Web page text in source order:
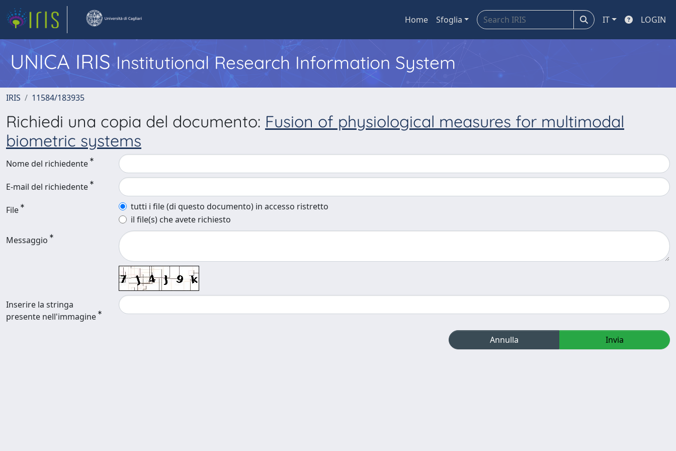
Home Sfoglia IT LOGIN
UNICA IRISInstitutional Research Information System
IRIS 11584/183935
Richiedi una copia del documento: Fusion of physiological measures for multimodal
biometric systems
Nome del richiedente
E-mail del richiedente
File
tutti i file (di questo documento) in accesso ristretto
il file(s) che avete richiesto
Messaggio
Inserire la stringa
presente nell'immagine
Annulla Invia